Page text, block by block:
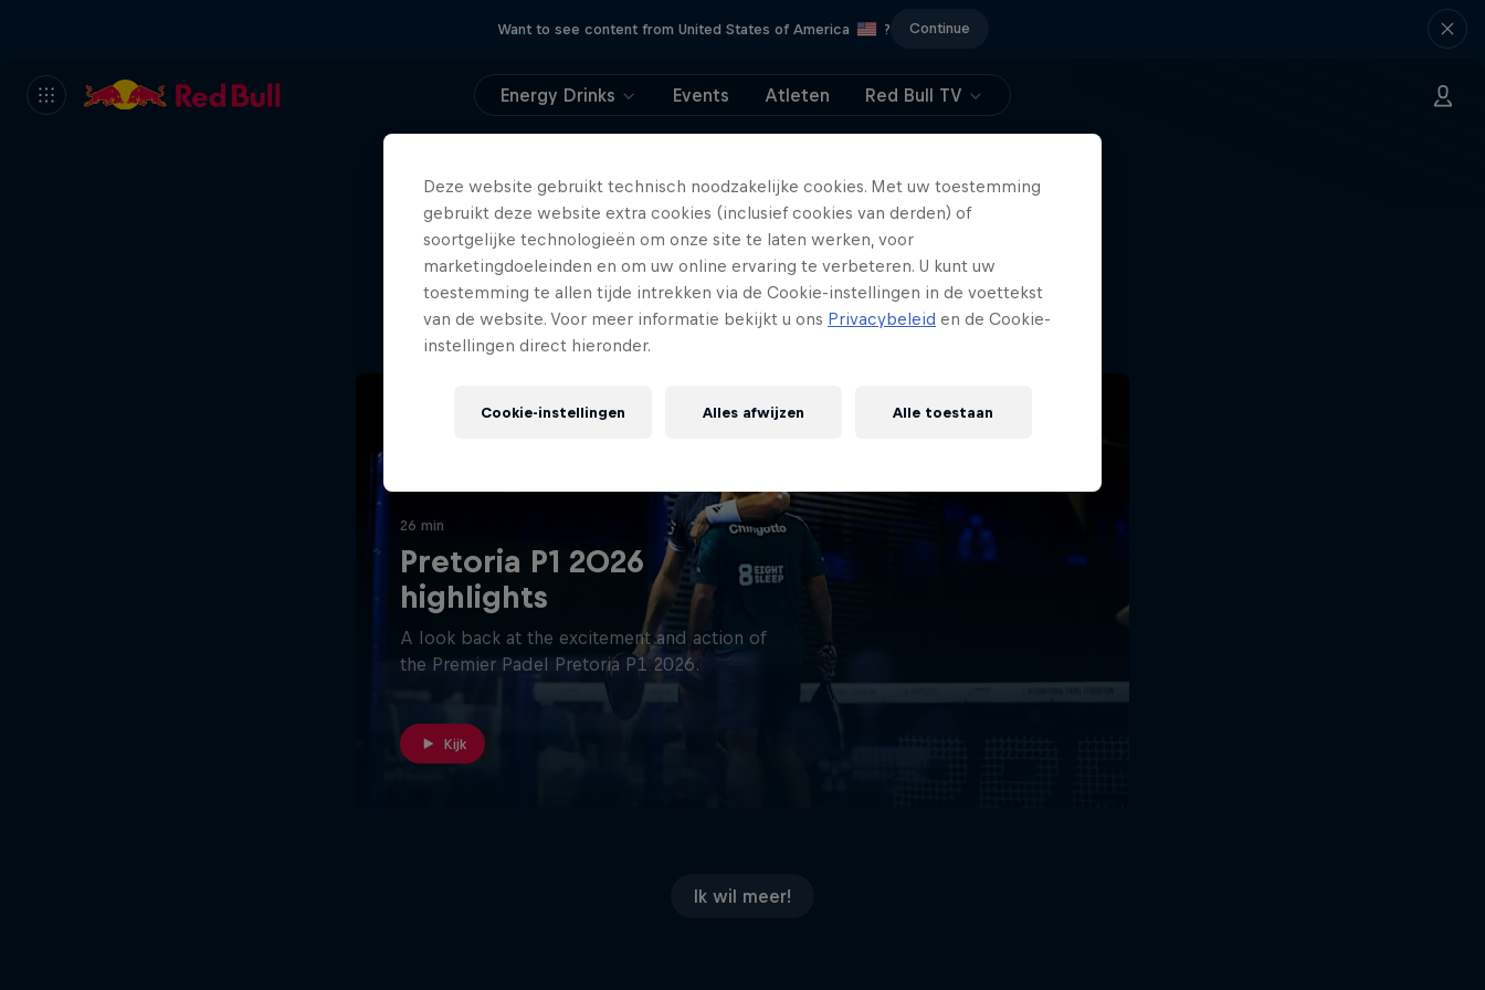
Want to see content from United States of America ? Continue
Energy Drinks Events Atleten Red Bull TV
404
Sorry, deze pagina is helaas
niet meer beschikbaar.
26 min
Pretoria P1 2026
highlights
A look back at the excitement and action of
the Premier Padel Pretoria P1 2026.
Kijk
Ik wil meer!
Deze website gebruikt technisch noodzakelijke cookies. Met uw toestemming
gebruikt deze website extra cookies (inclusief cookies van derden) of
soortgelijke technologieën om onze site te laten werken, voor
marketingdoeleinden en om uw online ervaring te verbeteren. U kunt uw
toestemming te allen tijde intrekken via de Cookie-instellingen in de voettekst
van de website. Voor meer informatie bekijkt u ons Privacybeleid en de Cookie-
instellingen direct hieronder.
Cookie-instellingen Alles afwijzen Alle toestaan